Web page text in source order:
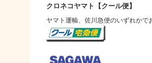
クロネコヤマト【クール便】
ヤマト運輸、佐川急便のいずれかで